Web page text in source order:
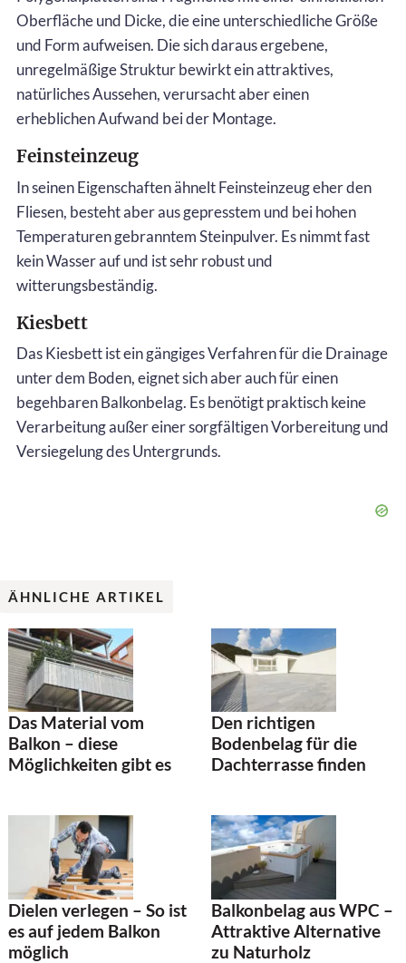
Oberfläche und Dicke, die eine unterschiedliche Größe
und Form aufweisen. Die sich daraus ergebene,
unregelmäßige Struktur bewirkt ein attraktives,
natürliches Aussehen, verursacht aber einen
erheblichen Aufwand bei der Montage.
Feinsteinzeug
In seinen Eigenschaften ähnelt Feinsteinzeug eher den
Fliesen, besteht aber aus gepresstem und bei hohen
Temperaturen gebranntem Steinpulver. Es nimmt fast
kein Wasser auf und ist sehr robust und
witterungsbeständig.
Kiesbett
Das Kiesbett ist ein gängiges Verfahren für die Drainage
unter dem Boden, eignet sich aber auch für einen
begehbaren Balkonbelag. Es benötigt praktisch keine
Verarbeitung außer einer sorgfältigen Vorbereitung und
Versiegelung des Untergrunds.
ÄHNLICHE ARTIKEL
Das Material vom
Balkon – diese
Möglichkeiten gibt es
Den richtigen
Bodenbelag für die
Dachterrasse finden
Dielen verlegen – So ist
es auf jedem Balkon
möglich
Balkonbelag aus WPC –
Attraktive Alternative
zu Naturholz